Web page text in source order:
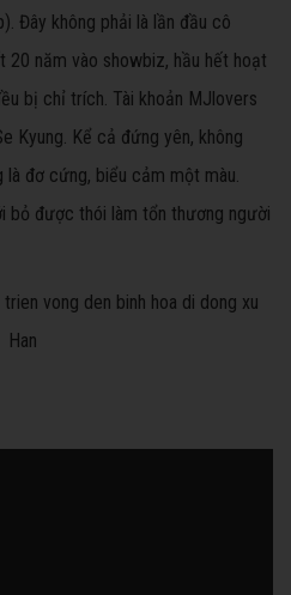
Đây không phải là lần đầu cô
20 năm vào showbiz, hầu hết hoạt
bị chỉ trích. Tài khoản MJlovers
Kyung. Kể cả đứng yên, không
là đơ cứng, biểu cảm một màu.
bỏ được thói làm tổn thương người